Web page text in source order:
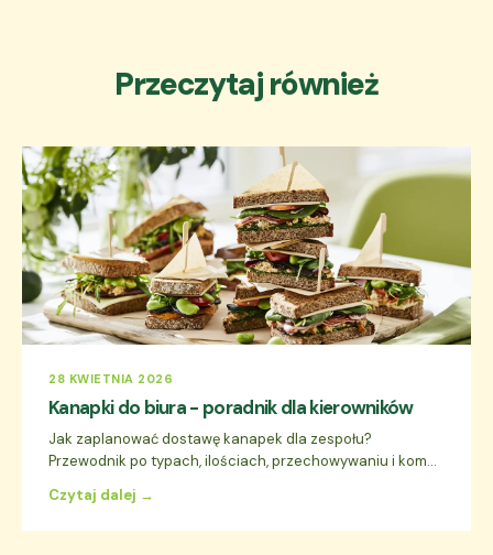
Przeczytaj również
28 KWIETNIA 2026
Kanapki do biura - poradnik dla kierowników
Jak zaplanować dostawę kanapek dla zespołu?
Przewodnik po typach, ilościach, przechowywaniu i kom...
Czytaj dalej →